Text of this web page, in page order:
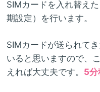
SIMカードを入れ替えた
期設定）を行います。
SIMカードが送られて
いると思いますので、
えれば大丈夫です。 5分